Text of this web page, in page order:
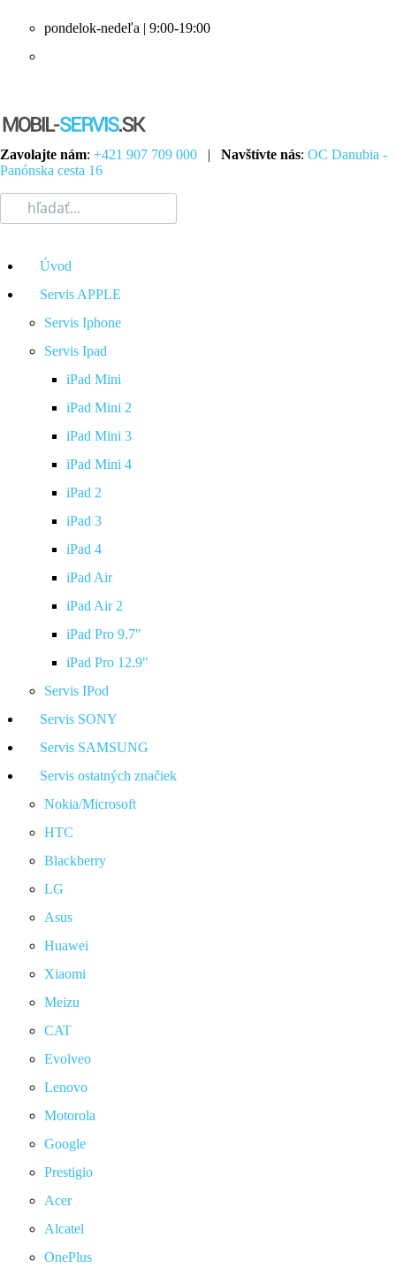
pondelok-nedeľa | 9:00-19:00
Zavolajte nám: +421 907 709 000 | Navštívte nás: OC Danubia -
Panónska cesta 16
Úvod
Servis APPLE
Servis Iphone
Servis Ipad
iPad Mini
iPad Mini 2
iPad Mini 3
iPad Mini 4
iPad 2
iPad 3
iPad 4
iPad Air
iPad Air 2
iPad Pro 9.7"
iPad Pro 12.9"
Servis IPod
Servis SONY
Servis SAMSUNG
Servis ostatných značiek
Nokia/Microsoft
HTC
Blackberry
LG
Asus
Huawei
Xiaomi
Meizu
CAT
Evolveo
Lenovo
Motorola
Google
Prestigio
Acer
Alcatel
OnePlus